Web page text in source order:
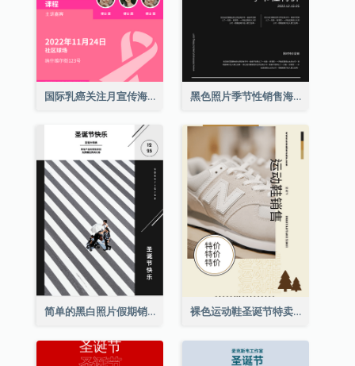
国际乳癌关注月宣传海报 黑色照片季节性销售海报
简单的黑白照片假期销售海报 裸色运动鞋圣诞节特卖海报